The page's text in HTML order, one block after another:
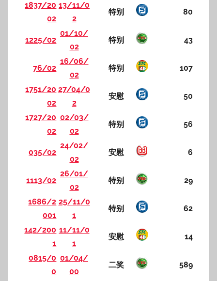
1837/20
02
13/11/0
2
特别 80
1225/02
01/10/
02
特别 43
76/02
16/06/
02
特别 107
1751/20
02
27/04/0
2
安慰 50
1727/20
02
02/03/
02
特别 56
035/02
24/02/
02
安慰 6
1113/02
26/01/
02
特别 29
1686/2
001
25/11/0
1
特别 62
142/200
1
11/11/0
1
安慰 14
0815/0
0
01/04/
00
二奖 589